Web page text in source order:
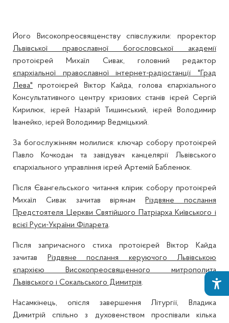
Його Високопреосвященству співслужили: проректор
Львівської православної богословської академії
протоієрей Михаїл Сивак, головний редактор
єпархіальної православної інтернет-радіостанції "Град
Лева" протоієрей Віктор Кайда, голова єпархіального
Консультативного центру кризових станів ієрей Сергій
Кирилюк, ієрей Назарій Тишинський, ієрей Володимир
Іванейко, ієрей Володимир Ведміцький.
За богослужінням молилися: ключар собору протоієрей
Павло Кочкодан та завідувач канцелярії Львівського
єпархіального управління ієрей Артемій Бабленюк.
Після Євангельського читання клірик собору протоієрей
Михаїл Сивак зачитав вірянам
Різдвяне послання
Предстоятеля Церкви Святійшого Патріарха Київського і
всієї Руси-України Філарета.
Після запричасного стиха протоієрей Віктор Кайда
зачитав
Різдвяне послання керуючого Львівською
єпархією Високопреосвященного митрополита
Львівського і Сокальського Димитрія.
Насамкінець, опісля завершення Літургії, Владика
Димитрій спільно з духовенством проспівали кілька